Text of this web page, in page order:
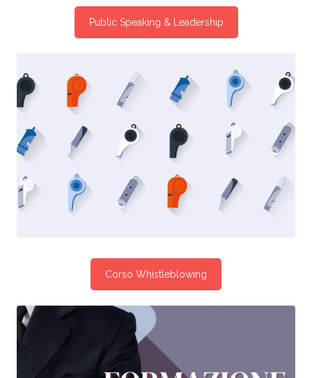
Public Speaking & Leadership
Corso Whistleblowing